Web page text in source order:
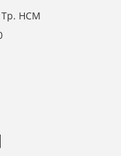
HCM